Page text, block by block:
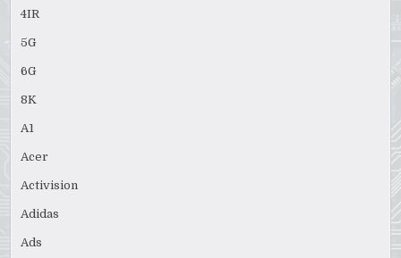
4IR
5G
6G
8K
A1
Acer
Activision
Adidas
Ads